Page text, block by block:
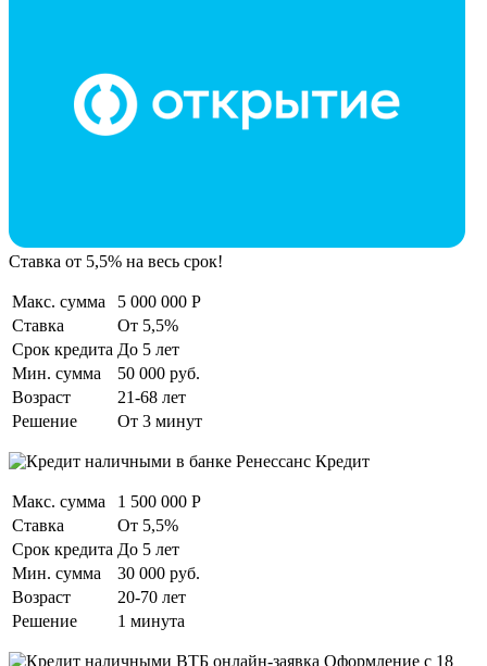
Ставка от 5,5% на весь срок!
Макс. сумма
5 000 000 Р
Ставка
От 5,5%
Срок кредита До 5 лет
Мин. сумма
50 000 руб.
Возраст
21-68 лет
Решение
От 3 минут
Макс. сумма
1 500 000 Р
Ставка
От 5,5%
Срок кредита До 5 лет
Мин. сумма
30 000 руб.
Возраст
20-70 лет
Решение
1 минута
Оформление с 18